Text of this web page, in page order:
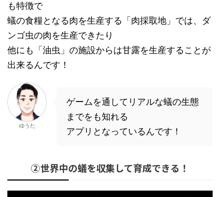
も特徴で
蟻の食糧となる肉を生産する「肉採取地」では、ダ
ンゴ虫の肉を生産できたり
他にも「油虫」の施設からは甘露を生産することが
出来るんです！
ゆうた
ゲームを通してリアルな蟻の生態
までをも知れる
アプリとなっているんです！
②世界中の蟻を収集して育成できる！